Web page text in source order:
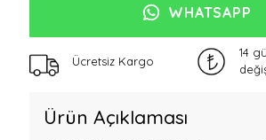
WHATSAPP
Ücretsiz Kargo
14
Ürün Açıklaması